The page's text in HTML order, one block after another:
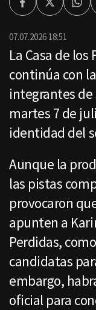
FacebookTwitter
07.07.2026 18:51
La Casa de los
continúa con
integrantes
martes 7 de
identidad del
Aunque la
las pistas
provocaron
apunten a
Perdidas,
candidatas
embargo,
oficial para